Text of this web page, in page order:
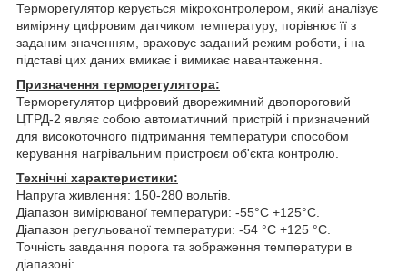
Терморегулятор керується мікроконтролером, який аналізує
виміряну цифровим датчиком температуру, порівнює її з
заданим значенням, враховує заданий режим роботи, і на
підставі цих даних вмикає і вимикає навантаження.
Призначення терморегулятора:
Терморегулятор цифровий дворежимний двопороговий
ЦТРД-2 являє собою автоматичний пристрій і призначений
для високоточного підтримання температури способом
керування нагрівальним пристроєм об'єкта контролю.
Технічні характеристики:
Напруга живлення: 150-280 вольтів.
Діапазон вимірюваної температури: -55°С +125°С.
Діапазон регульованої температури: -54 °C +125 °C.
Точність завдання порога та зображення температури в
діапазоні: